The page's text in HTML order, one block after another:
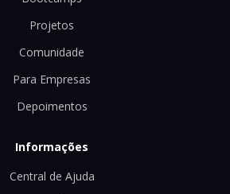
Projetos
Comunidade
Para Empresas
Depoimentos
Informações
Central de Ajuda